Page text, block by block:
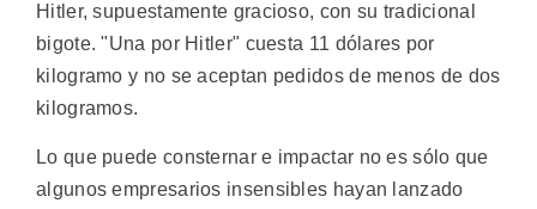
Hitler, supuestamente gracioso, con su tradicional
bigote. "Una por Hitler" cuesta 11 dólares por
kilogramo y no se aceptan pedidos de menos de dos
kilogramos.
Lo que puede consternar e impactar no es sólo que
algunos empresarios insensibles hayan lanzado